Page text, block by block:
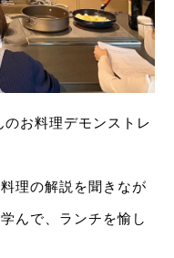
お料理デモンストレ
理の解説を聞きなが
んで、ランチを愉し